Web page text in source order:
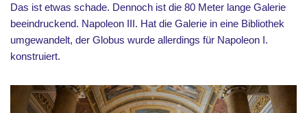
Das ist etwas schade. Dennoch ist die 80 Meter lange Galerie
beeindruckend. Napoleon III. Hat die Galerie in eine Bibliothek
umgewandelt, der Globus wurde allerdings für Napoleon I.
konstruiert.